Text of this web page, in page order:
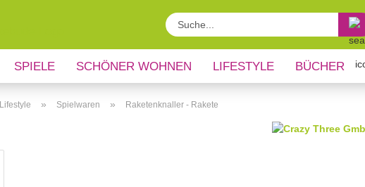
SPIELE SCHÖNER WOHNEN LIFESTYLE BÜCHER
REGIONALES
Lifestyle » Spielwaren » Raketenknaller - Rakete